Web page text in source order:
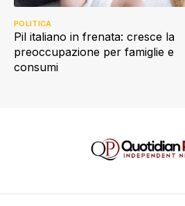
Pil italiano in frenata: cresce la
preoccupazione per famiglie e
consumi
POLITICA